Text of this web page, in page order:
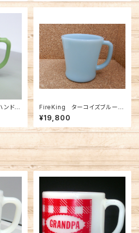
FireKing ターコイズブルー
（Turquoise Blue） D-ハン
ドル マグ FK-12580
¥19,800